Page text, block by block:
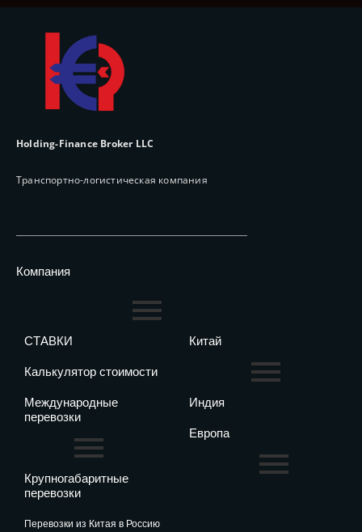
Holding-Finance Broker LLC
Транспортно-логистическая компания
Компания
СТАВКИ
Калькулятор стоимости
Международные
перевозки
Крупногабаритные
перевозки
перевозки из Китая в Россию
Китай
Индия
Европа